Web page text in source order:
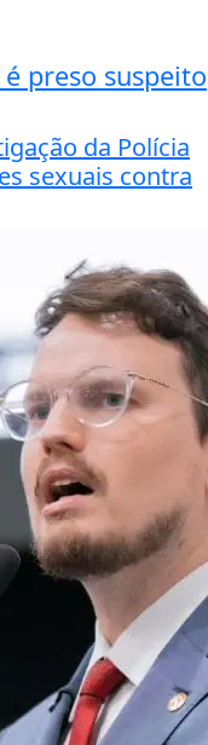
preso suspeito
da Polícia
sexuais contra